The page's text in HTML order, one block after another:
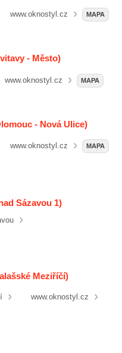
www.oknostyl.cz MAPA
- Město)
www.oknostyl.cz MAPA
- Nová Ulice)
www.oknostyl.cz MAPA
Sázavou 1)
Meziříčí)
www.oknostyl.cz